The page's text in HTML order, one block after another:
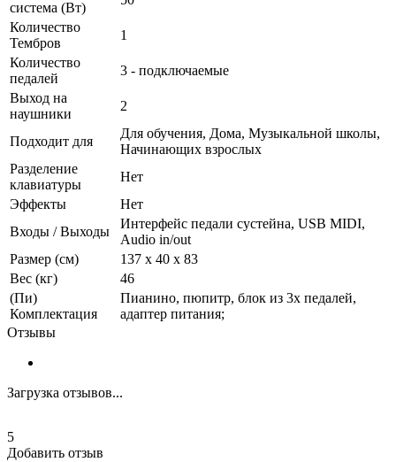
система (Вт)
Количество
Тембров
1
Количество
педалей
3 - подключаемые
Выход на
наушники
2
Подходит для
Для обучения, Дома, Музыкальной школы,
Начинающих взрослых
Разделение
клавиатуры
Нет
Эффекты
Нет
Входы / Выходы
Интерфейс педали сустейна, USB MIDI,
Audio in/out
Размер (см)
137 x 40 x 83
Вес (кг)
46
(Пи)
Комплектация
Пианино, пюпитр, блок из 3х педалей,
адаптер питания;
Отзывы
Загрузка отзывов...
5
Добавить отзыв